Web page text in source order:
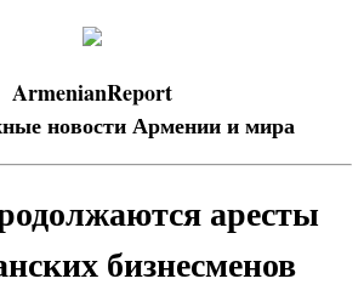
ArmenianReport
новости Армении и мира
аресты
бизнесменов